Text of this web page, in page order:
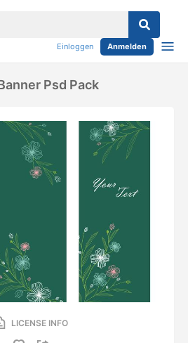
Einloggen Anmelden
Psd Pack
LICENSE INFO